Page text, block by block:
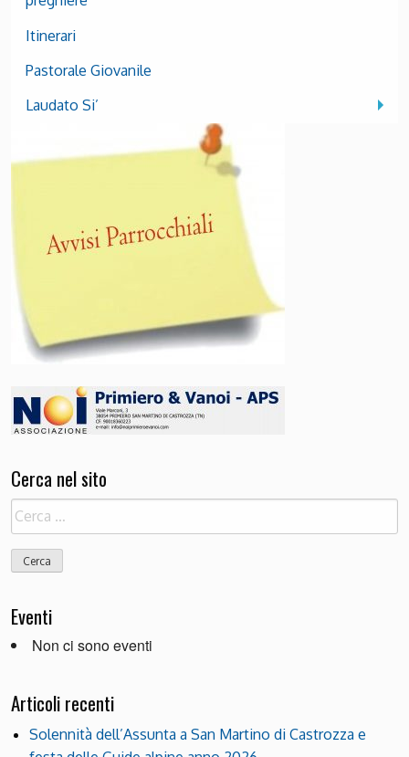
Itinerari
Pastorale Giovanile
Laudato Si’
Cerca nel sito
Ricerca
per:
Eventi
Non ci sono eventi
Articoli recenti
Solennità dell’Assunta a San Martino di Castrozza e